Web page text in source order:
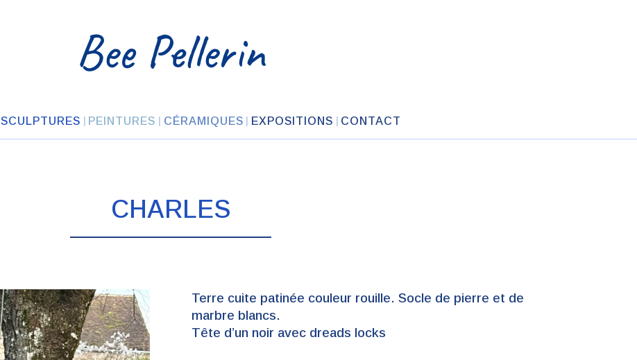
Bee Pellerin
SCULPTURES PEINTURES CÉRAMIQUES EXPOSITIONS CONTACT
CHARLES
Terre cuite patinée couleur rouille. Socle de pierre et de
marbre blancs.
Tête d’un noir avec dreads locks